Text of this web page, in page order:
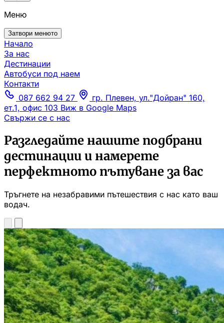
Меню
Затвори менюто
Начало
За нас
Дестинации
Автобуси под наем
Контакти
087 662 94 27
гр. Плевен, ул."Дойран" 160,
ет.1, офис 103 Виж в Google Maps
Свържи се с нас
Разгледайте нашите подбрани
дестинации и намерете
перфектното пътуване за вас
Тръгнете на незабравими пътешествия с нас като ваш
водач.